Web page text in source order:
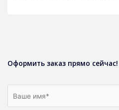
Оформить заказ прямо сейчас!